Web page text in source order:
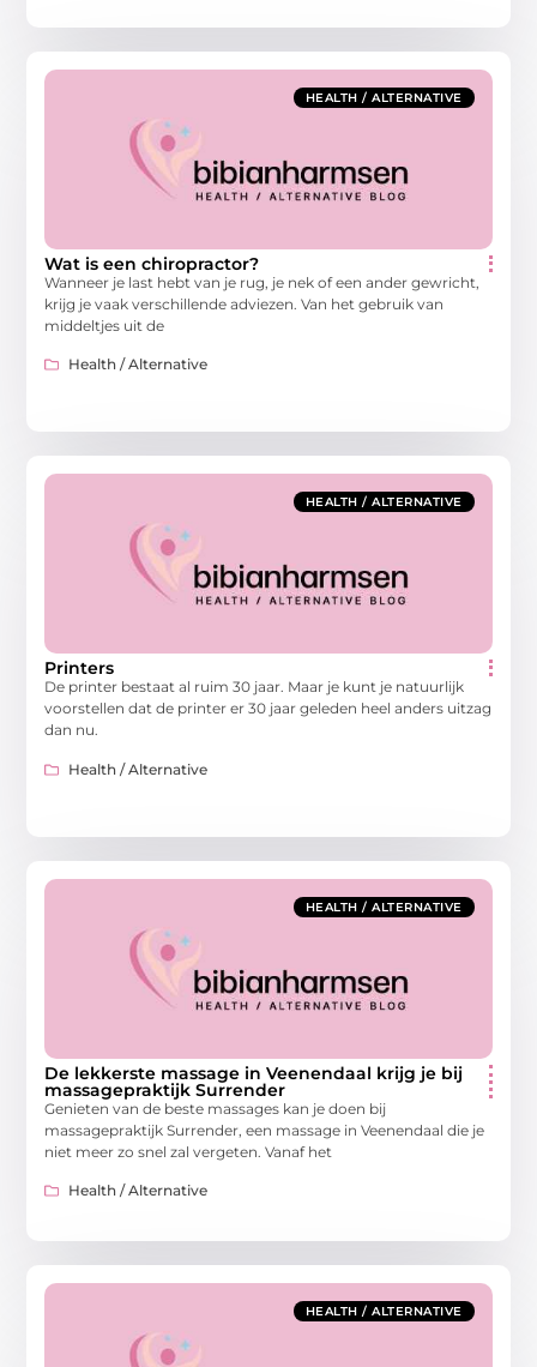
HEALTH / ALTERNATIVE
Wat is een chiropractor?
Wanneer je last hebt van je rug, je nek of een ander gewricht,
krijg je vaak verschillende adviezen. Van het gebruik van
middeltjes uit de
Health / Alternative
HEALTH / ALTERNATIVE
Printers
De printer bestaat al ruim 30 jaar. Maar je kunt je natuurlijk
voorstellen dat de printer er 30 jaar geleden heel anders uitzag
dan nu.
Health / Alternative
HEALTH / ALTERNATIVE
De lekkerste massage in Veenendaal krijg je bij
massagepraktijk Surrender
Genieten van de beste massages kan je doen bij
massagepraktijk Surrender, een massage in Veenendaal die je
niet meer zo snel zal vergeten. Vanaf het
Health / Alternative
HEALTH / ALTERNATIVE